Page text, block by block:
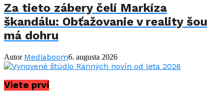
Za tieto zábery čelí Markíza
škandálu: Obťažovanie v reality šou
má dohru
Autor Mediaboom6. augusta 2026
Viete prví